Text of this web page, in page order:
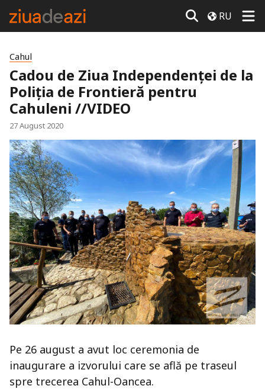
RU
Cahul
Cadou de Ziua Independenței de la
Poliția de Frontieră pentru
Cahuleni //VIDEO
27 August 2020
Pe 26 august a avut loc ceremonia de
inaugurare a izvorului care se află pe traseul
spre trecerea Cahul-Oancea.